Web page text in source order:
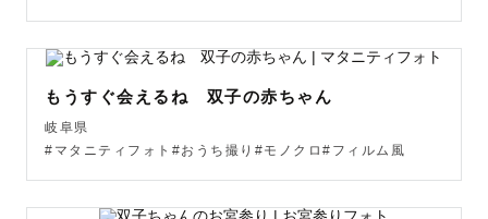
を大切にしながら、赤ちゃんの小さな表情やしぐさ、ご家
族のあたたかい空気感を残します🌿赤ちゃんのご機嫌や体
調を第一に、無理のないペースで進めていきますのでご安
心ください。
七五三や入学、BDの撮影では、きっちりしたお写真だけで
もうすぐ会えるね 双子の赤ちゃん
岐阜県
#マタニティフォト#おうち撮り#モノクロ#フィルム風